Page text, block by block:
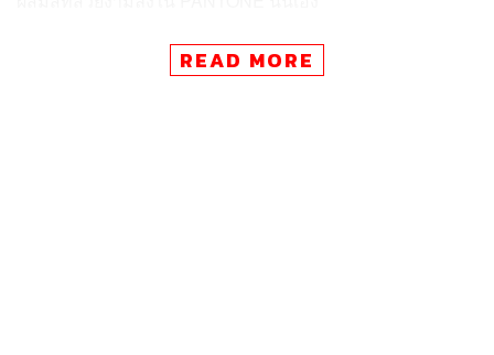
“ใครจะเป็นแบบไหนไม่สำคัญ แค่เพียงใจเรานั้นมีกันไว้ เรา
สองจะรวมเป็นสีสันที่ไม่เหมือนใคร ใน PANTONE ของเรา”
READ MORE